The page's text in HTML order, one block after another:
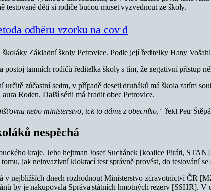
testované děti si rodiče budou muset vyzvednout ze školy.
odběru vzorku na covid
školáky Základní školy Petrovice. Podle její ředitelky Hany
postoj tamních rodičů ředitelka školy s tím, že negativní přístup
zúčastní sedm, v případě deseti druháků má škola zatím
Roden. Další sérii má hradit obec Petrovice.
nebo ministerstvo, tak to dáme z obecního,“ řekl Petr
nespěchá
kraje. Jeho hejtman Josef Suchánek [koalice Piráti,
jak neinvazivní kloktací test správně provést, do testování
v nejbližších dnech rozhodnout Ministerstvo zdravotnictví ČR
by je nakupovala Správa státních hmotných rezerv [SSHR].